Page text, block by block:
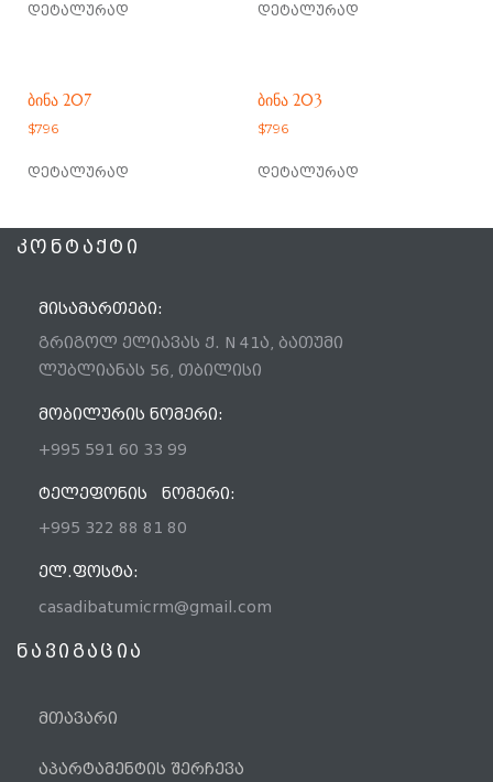
დეტალურად დეტალურად
ᲑᲘᲜᲐ 207
$796
დეტალურად
ᲑᲘᲜᲐ 203
$796
დეტალურად
ᲙᲝᲜᲢᲐᲥᲢᲘ
ᲛᲘᲡᲐᲛᲐᲠᲗᲔᲑᲘ:
გრიგოლ ელიავას ქ. N 41ა, ბათუმი
ლუბლიანას 56, თბილისი
ᲛᲝᲑᲘᲚᲣᲠᲘᲡ ᲜᲝᲛᲔᲠᲘ:
+995 591 60 33 99
ᲢᲔᲚᲔᲤᲝᲜᲘᲡ ᲜᲝᲛᲔᲠᲘ:
+995 322 88 81 80
ᲔᲚ.ᲤᲝᲡᲢᲐ:
casadibatumicrm@gmail.com
ნავიგაცია
მთავარი
აპარტამენტის შერჩევა